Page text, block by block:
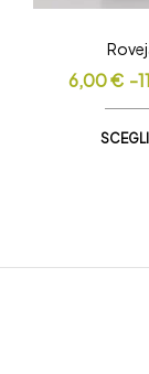
6,00€ -
SCEGLI